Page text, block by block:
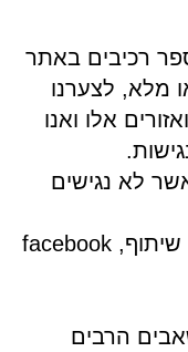
רכיבים באתר
מלא, לצערנו
אלו ואנו
לא נגישים
רכיבי צד ג' – מפת גוגל, כפתורי שיתוף, facebook
הרבים